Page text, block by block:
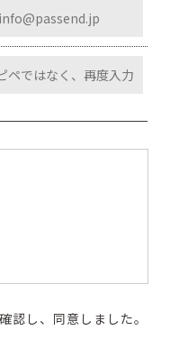
者 篠木 皓平
認し、同意しました。